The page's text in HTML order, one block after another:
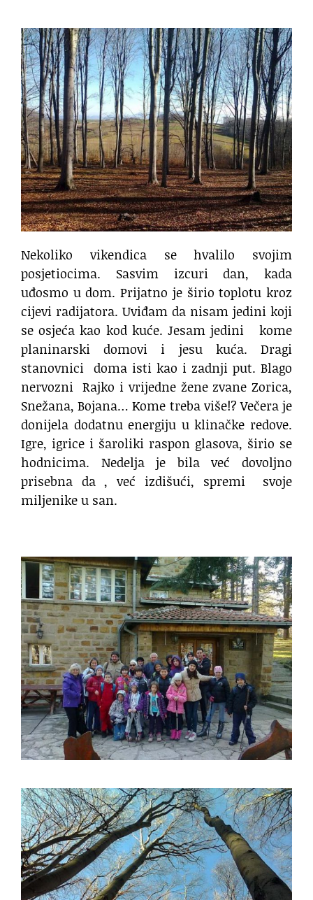
Nekoliko vikendica se hvalilo svojim
posjetiocima. Sasvim izcuri dan, kada
uđosmo u dom. Prijatno je širio toplotu kroz
cijevi radijatora. Uviđam da nisam jedini koji
se osjeća kao kod kuće. Jesam jedini
kome
planinarski domovi i jesu kuća. Dragi
stanovnici doma isti kao i zadnji put. Blago
nervozni Rajko i vrijedne žene zvane Zorica,
Snežana, Bojana… Kome treba više!? Večera je
donijela dodatnu energiju u klinačke redove.
Igre, igrice i šaroliki raspon glasova, širio se
hodnicima. Nedelja je bila već dovoljno
prisebna da , već izdišući, spremi
svoje
miljenike u san.